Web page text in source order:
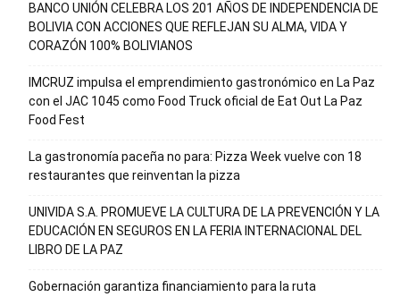
BANCO UNIÓN CELEBRA LOS 201 AÑOS DE INDEPENDENCIA DE
BOLIVIA CON ACCIONES QUE REFLEJAN SU ALMA, VIDA Y
CORAZÓN 100% BOLIVIANOS
IMCRUZ impulsa el emprendimiento gastronómico en La Paz
con el JAC 1045 como Food Truck oficial de Eat Out La Paz
Food Fest
La gastronomía paceña no para: Pizza Week vuelve con 18
restaurantes que reinventan la pizza
UNIVIDA S.A. PROMUEVE LA CULTURA DE LA PREVENCIÓN Y LA
EDUCACIÓN EN SEGUROS EN LA FERIA INTERNACIONAL DEL
LIBRO DE LA PAZ
Gobernación garantiza financiamiento para la ruta